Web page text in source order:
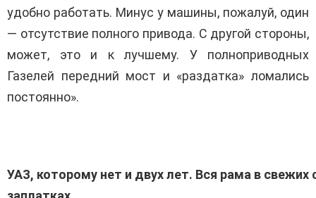
удобно работать. Минус у машины, пожалуй, один
— отсутствие полного привода. С другой стороны,
может, это и к лучшему. У полноприводных
Газелей передний мост и «раздатка» ломались
постоянно».
УАЗ, которому нет и двух лет. Вся рама в свежих